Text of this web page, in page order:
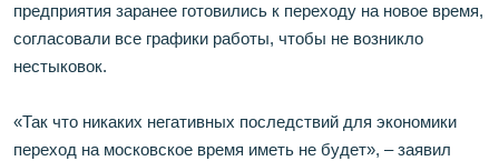
предприятия заранее готовились к переходу на новое время,
согласовали все графики работы, чтобы не возникло
нестыковок.
«Так что никаких негативных последствий для экономики
переход на московское время иметь не будет», – заявил